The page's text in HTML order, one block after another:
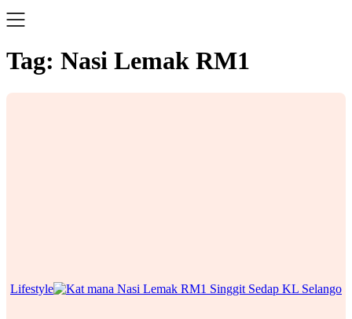
Tag: Nasi Lemak RM1
Lifestyle